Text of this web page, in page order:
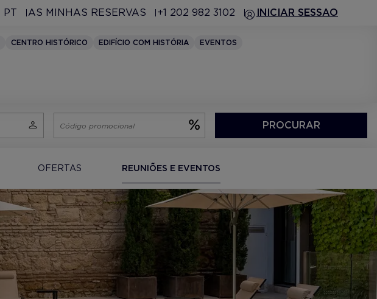
PT AS MINHAS RESERVAS +1 202 982 3102 INICIAR SESSAO
CENTRO HISTÓRICO EDIFÍCIO COM HISTÓRIA
EVENTOS
PROCURAR
OFERTAS REUNIÕES E EVENTOS